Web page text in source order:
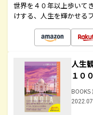
世界を４０年以上歩いて
けする、人生を輝かせる
人生
１００
BOOKS